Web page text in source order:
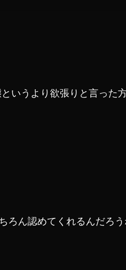
いうより欲張りと言った
ろん認めてくれるんだろう